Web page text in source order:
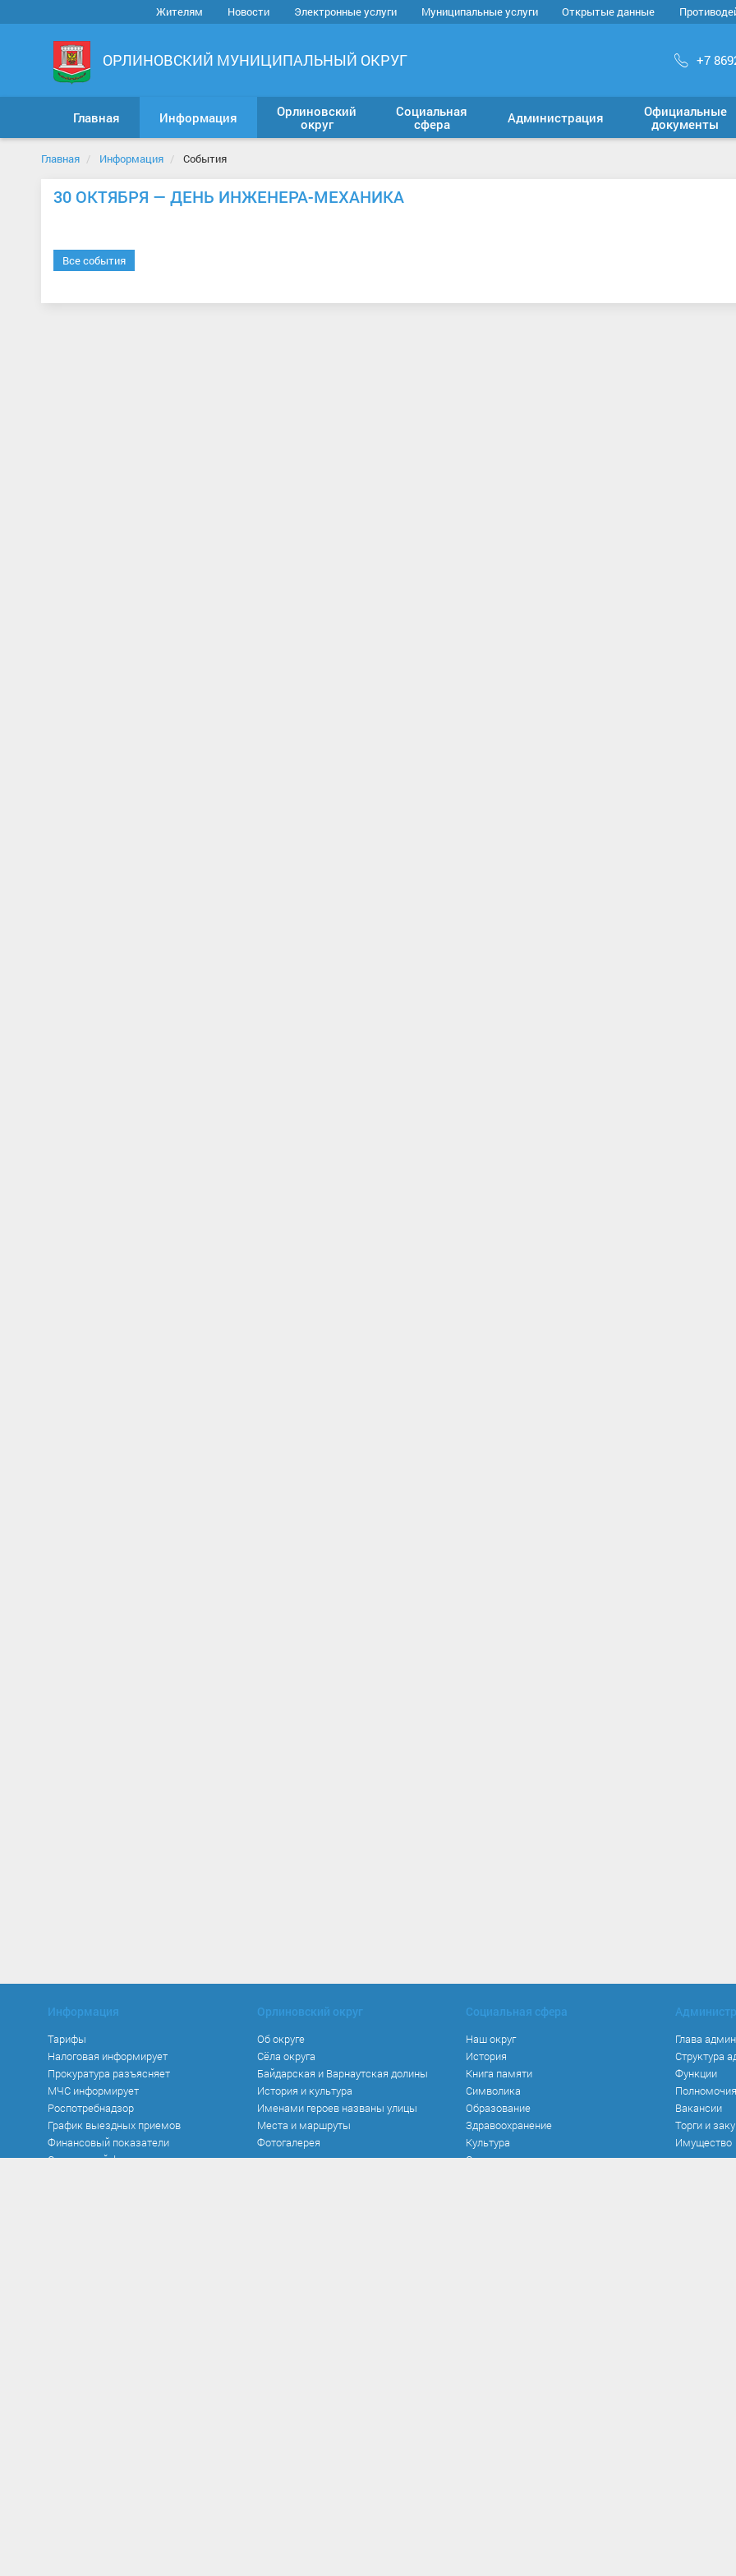
Жителям Новости Электронные услуги Муниципальные услуги Открытые данные
ОРЛИНОВСКИЙ МУНИЦИПАЛЬНЫЙ ОКРУГ +7
Главная Информация
Орлиновский
округ
Социальная
сфера
Администрация
Официальные
документы
Главная Информация События
30 ОКТЯБРЯ — ДЕНЬ ИНЖЕНЕРА-МЕХАНИКА
Все события
Информация
Тарифы
Налоговая информирует
Прокуратура разъясняет
МЧС информирует
Роспотребнадзор
График выездных приемов
Финансовый показатели
Социальный фонд
Орлиновский округ
Об округе
Сёла округа
Байдарская и Варнаутская долины
История и культура
Именами героев названы улицы
Места и маршруты
Фотогалерея
Социальная сфера
Наш округ
История
Книга памяти
Символика
Образование
Здравоохранение
Культура
Спорт
Глава
Структура
Функции
Полномочия
Вакансии
Торги и
Имущество